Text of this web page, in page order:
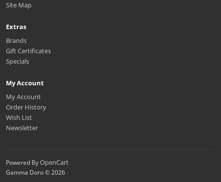
Site Map
Extras
Brands
Gift Certificates
Specials
My Account
My Account
Order History
Wish List
Newsletter
Powered ByOpenCart
Gamma Doro © 2026